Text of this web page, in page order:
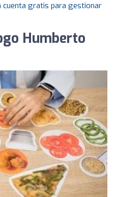
cuenta gratis para gestionar
Humberto